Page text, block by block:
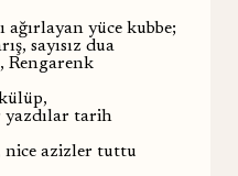
yüce kubbe;
sayısız dua
Rengarenk
yazdılar tarih
nice azizler tuttu